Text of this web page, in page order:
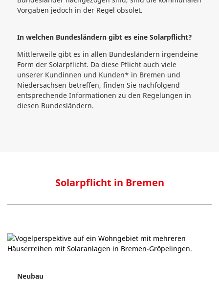
Vorgaben jedoch in der Regel obsolet.
In welchen Bundesländern gibt es eine Solarpflicht?
Mittlerweile gibt es in allen Bundesländern irgendeine
Form der Solarpflicht. Da diese Pflicht auch viele
unserer Kundinnen und Kunden* in Bremen und
Niedersachsen betreffen, finden Sie nachfolgend
entsprechende Informationen zu den Regelungen in
diesen Bundesländern.
Solarpflicht in Bremen
Neubau